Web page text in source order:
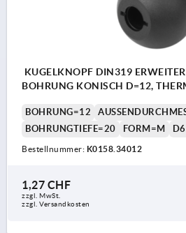
KUGELKNOPF DIN319
BOHRUNG KONISCH D=12,
BOHRUNG=12
BOHRUNGTIEFE=20
FORM=M
Bestellnummer: K0158.34012
1,27 CHF
zzgl. MwSt.
zzgl. Versandkosten